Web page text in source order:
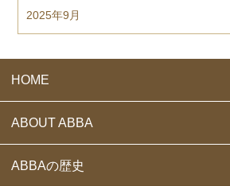
2025年9月
HOME
ABOUT ABBA
ABBAの歴史